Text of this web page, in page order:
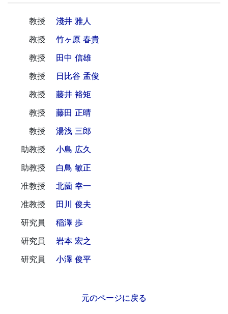
教授
淺井 雅人
教授
竹ヶ原 春貴
教授
田中 信雄
教授
日比谷 孟俊
教授
藤井 裕矩
教授
藤田 正晴
教授
湯浅 三郎
助教授
小島 広久
助教授
白鳥 敏正
准教授
北薗 幸一
准教授
田川 俊夫
研究員
稲澤 歩
研究員
岩本 宏之
研究員
小澤 俊平
元のページに戻る